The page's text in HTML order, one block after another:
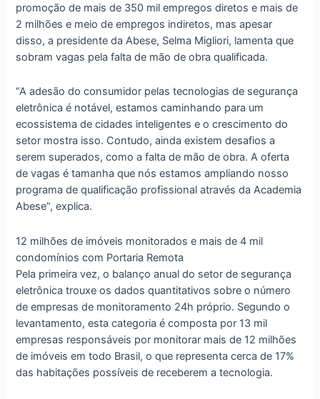
promoção de mais de 350 mil empregos diretos e mais de
2 milhões e meio de empregos indiretos, mas apesar
disso, a presidente da Abese, Selma Migliori, lamenta que
sobram vagas pela falta de mão de obra qualificada.
“A adesão do consumidor pelas tecnologias de segurança
eletrônica é notável, estamos caminhando para um
ecossistema de cidades inteligentes e o crescimento do
setor mostra isso. Contudo, ainda existem desafios a
serem superados, como a falta de mão de obra. A oferta
de vagas é tamanha que nós estamos ampliando nosso
programa de qualificação profissional através da Academia
Abese”, explica.
12 milhões de imóveis monitorados e mais de 4 mil
condomínios com Portaria Remota
Pela primeira vez, o balanço anual do setor de segurança
eletrônica trouxe os dados quantitativos sobre o número
de empresas de monitoramento 24h próprio. Segundo o
levantamento, esta categoria é composta por 13 mil
empresas responsáveis por monitorar mais de 12 milhões
de imóveis em todo Brasil, o que representa cerca de 17%
das habitações possíveis de receberem a tecnologia.